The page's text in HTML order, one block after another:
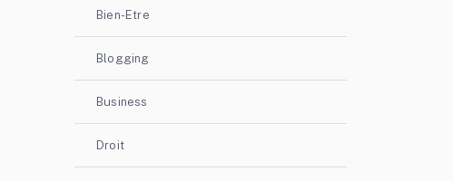
Bien-Etre
Blogging
Business
Droit